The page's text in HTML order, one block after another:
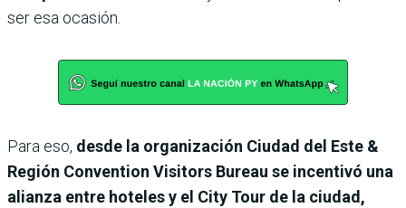
ser esa ocasión.
Para eso, desde la organización Ciudad del Este &
Región Convention Visitors Bureau se incentivó una
alianza entre hoteles y el City Tour de la ciudad,